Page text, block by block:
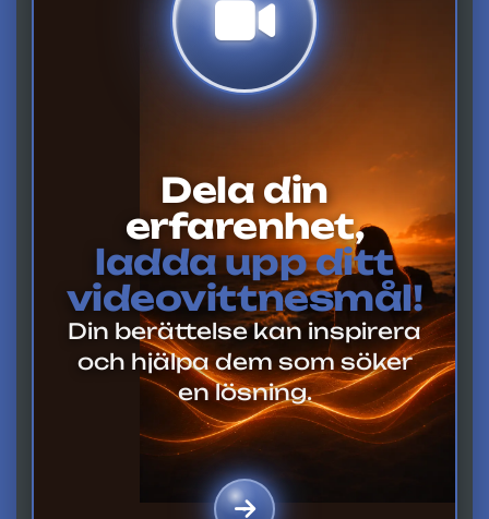
Dela din
erfarenhet,
ladda upp ditt
videovittnesmål!
Din berättelse kan inspirera
och hjälpa dem som söker
en lösning.